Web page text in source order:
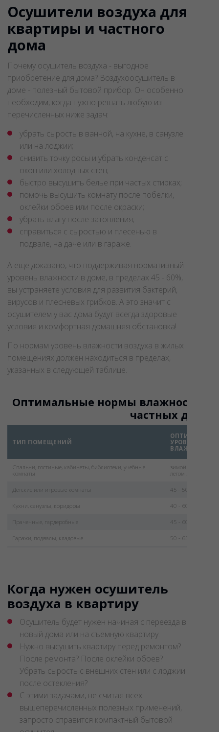
Осушители воздуха для
квартиры и частного
дома
Почему осушитель воздуха - выгодное
приобретение для дома? Воздухоосушитель в
доме - полезный бытовой прибор. Он особенно
необходим, когда нужно решать любую из
перечисленных ниже задач:
убрать сырость в ванной, на кухне, в санузле
или на лоджии;
снизить точку росы и убрать конденсат с
окон или холодных стен;
быстро высушить белье при частых стирках;
помочь высушить комнату после побелки,
оклейки обоев или после окраски;
убрать влагу после затопления;
справиться с сыростью и плесенью в
подвале, на даче или в гараже.
А еще доказано, что поддерживая нормативный
уровень влажности в доме, в пределах 45 - 60%,
вы устраняете условия для развития бактерий,
вирусов и плесневых грибков. А это значит с
осушителем у вас дома будут всегда здоровые
условия и комфортная домашняя обстановка!
По нормам уровень влажности воздуха в жилых
помещениях должен находиться в пределах,
Оптимальные нормы влажности
частных домов
ТИП ПОМЕЩЕНИЙ
УРОВЕНЬ
ВЛАЖНОСТИ,
комнаты
летом 30 - 60
Детские или игровые комнаты 45 - 50
Кухни, санузлы, коридоры 40 - 60
Прачечные, гардеробные 45 - 60
Когда нужен осушитель
воздуха в квартиру
Осушитель будет нужен начиная с переезда в
новый дома или на съемную квартиру.
Нужно высушить квартиру перед ремонтом?
После ремонта? После оклейки обоев?
Убрать сырость с внешних стен или с лоджии
после остекления?
С этими задачами, не считая всех
вышеперечисленных полезных применений,